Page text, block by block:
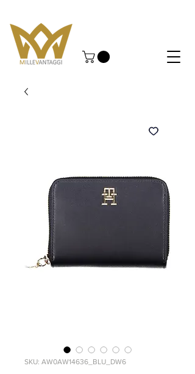
SKU: AW0AW14636_BLU_DW6